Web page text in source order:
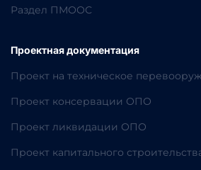
Раздел ПМООС
Проектная документация
Проект на техническое
Проект консервации ОПО
Проект ликвидации ОПО
Проект капитального